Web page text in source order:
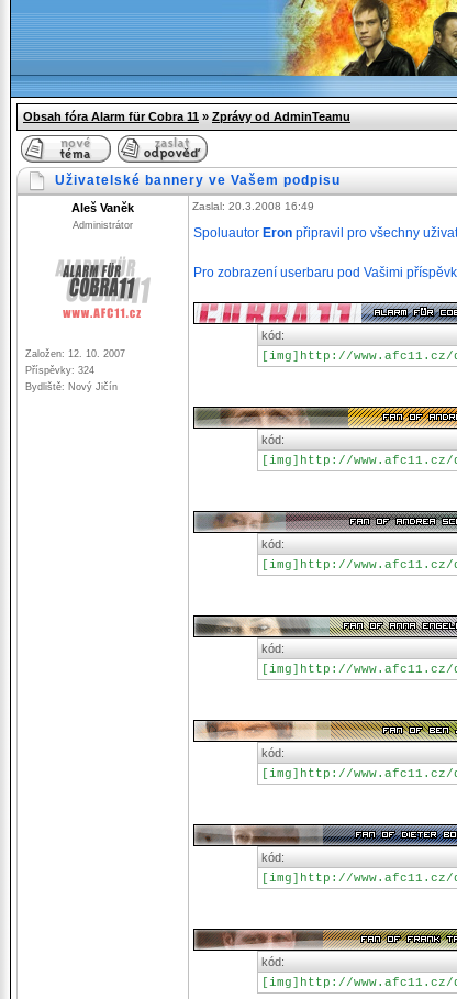
Obsah fóra Alarm für Cobra 11 » Zprávy od AdminTeamu
Uživatelské bannery ve Vašem podpisu
Aleš Vaněk
Administrátor
Založen: 12. 10. 2007
Příspěvky: 324
Bydliště: Nový Jičín
Zaslal: 20.3.2008 16:49
Spoluautor Eron připravil pro všechny
Pro zobrazení userbaru pod Vašimi
kód:
[img]http://
kód:
[img]http://
kód:
[img]http://
kód:
[img]http://
kód:
[img]http://
kód:
[img]http://
kód:
[img]http://